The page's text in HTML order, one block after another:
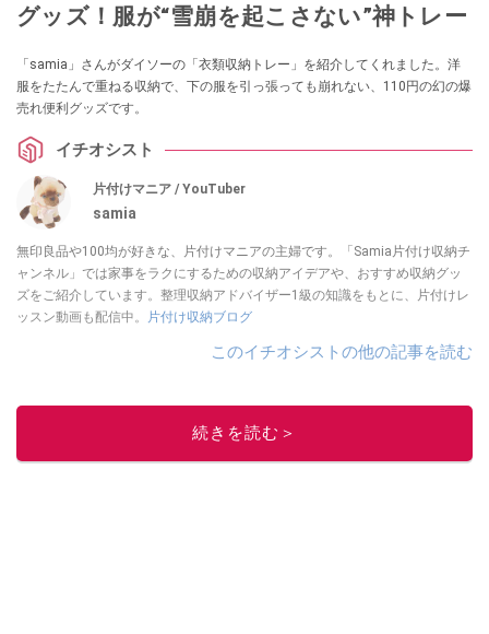
グッズ！服が“雪崩を起こさない”神トレー
「samia」さんがダイソーの「衣類収納トレー」を紹介してくれました。洋
服をたたんで重ねる収納で、下の服を引っ張っても崩れない、110円の幻の爆
売れ便利グッズです。
イチオシスト
片付けマニア / YouTuber
samia
無印良品や100均が好きな、片付けマニアの主婦です。「Samia片付け収納チ
ャンネル」では家事をラクにするための収納アイデアや、おすすめ収納グッ
ズをご紹介しています。整理収納アドバイザー1級の知識をもとに、片付けレ
ッスン動画も配信中。
片付け収納ブログ
このイチオシストの他の記事を読む
続きを読む＞